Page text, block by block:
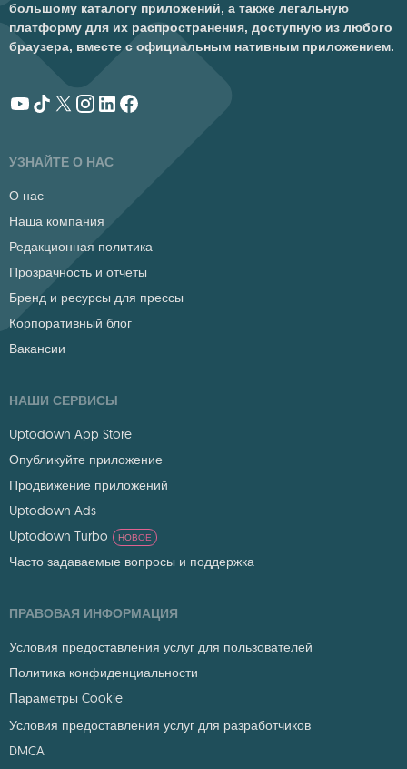
большому каталогу приложений, а также легальную
платформу для их распространения, доступную из любого
браузера, вместе с официальным нативным приложением.
УЗНАЙТЕ О НАС
О нас
Наша компания
Редакционная политика
Прозрачность и отчеты
Бренд и ресурсы для прессы
Корпоративный блог
Вакансии
НАШИ СЕРВИСЫ
Uptodown App Store
Опубликуйте приложение
Продвижение приложений
Uptodown Ads
Uptodown Turbo
НОВОЕ
Часто задаваемые вопросы и поддержка
ПРАВОВАЯ ИНФОРМАЦИЯ
Условия предоставления услуг для пользователей
Политика конфиденциальности
Параметры Cookie
Условия предоставления услуг для разработчиков
DMCA